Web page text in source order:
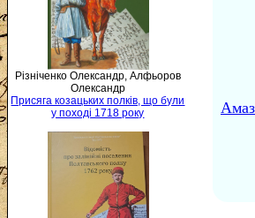
Різніченко Олександр, Алфьоров
Олександр
Присяга козацьких полків, що були
у поході 1718 року